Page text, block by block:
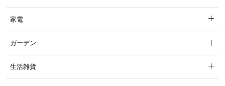
家電
ガーデン
生活雑貨